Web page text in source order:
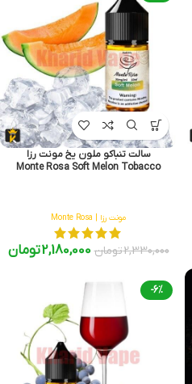
سالت تنباکو ملون یخ مونت رزا
Monte Rosa Soft Melon Tobacco
مونت رزا | Monte Rosa
2,330,000تومان 2,180,000تومان
-6%